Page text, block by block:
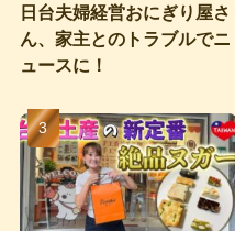
日台夫婦経営おにぎり屋さ
ん、家主とのトラブルでニ
ュースに！